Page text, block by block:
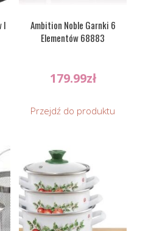
I
Ambition Noble Garnki 6
Elementów 68883
179.99zł
Przejdź do produktu